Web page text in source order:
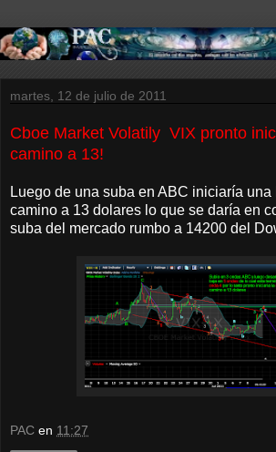
martes, 12 de julio de 2011
Cboe Market Volatily VIX pronto
camino a 13!
Luego de una suba en ABC iniciaría
camino a 13 dolares lo que se daría en
suba del mercado rumbo a 14200 del
PAC en 11:27